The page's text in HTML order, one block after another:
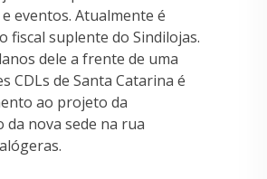
eventos. Atualmente é
fiscal suplente do Sindilojas.
dele a frente de uma
CDLs de Santa Catarina é
ao projeto da
da nova sede na rua